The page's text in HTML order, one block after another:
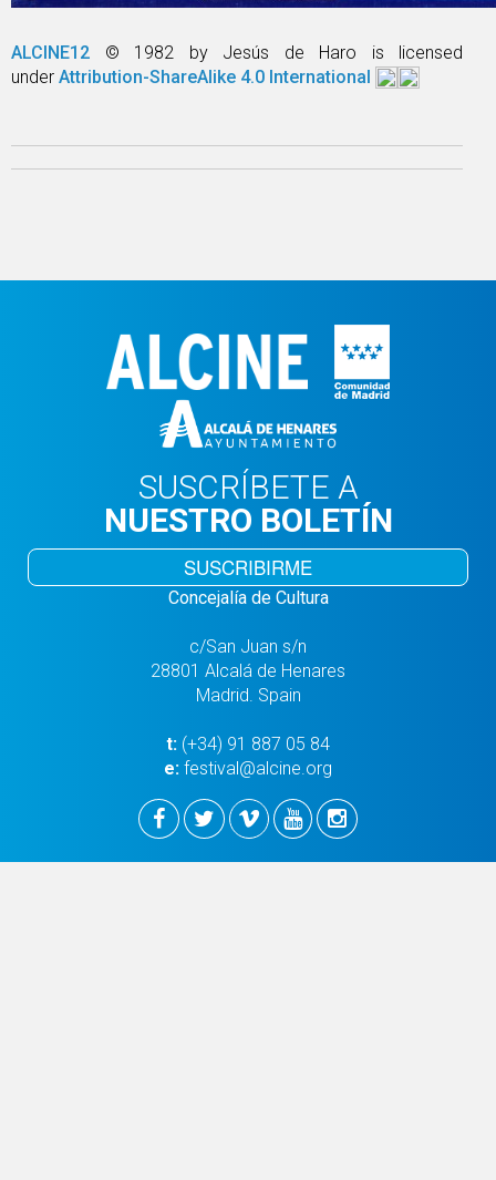
ALCINE12 © 1982 by Jesús de Haro is licensed
under Attribution-ShareAlike 4.0 International
SUSCRÍBETE A
NUESTRO BOLETÍN
SUSCRIBIRME
Concejalía de Cultura
c/San Juan s/n
28801 Alcalá de Henares
Madrid. Spain
t: (+34) 91 887 05 84
e: festival@alcine.org